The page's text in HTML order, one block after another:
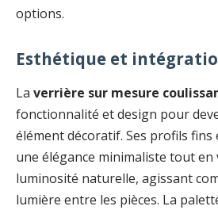
options.
Esthétique et
La verrière sur mesure
fonctionnalité et design pour
élément décoratif. Ses profils
une élégance minimaliste tout en
luminosité naturelle, agissant
lumière entre les pièces. La